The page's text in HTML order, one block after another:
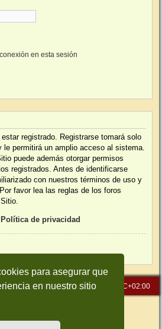
para asegurar que
en nuestro sitio
en esta sesión
registrado. Registrarse tomará solo
le permitirá un amplio acceso al sistema.
puede además otorgar permisos
registrados. Antes de identificarse
con nuestros términos de uso y
favor lea las reglas de los foros
Política de privacidad
Todos los horarios son UTC+02:00